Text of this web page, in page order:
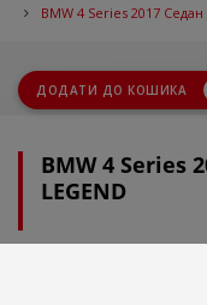
BMW 4 Series 2017 Седан
ДОДАТИ ДО КОШИКА
BMW 4 Series
LEGEND